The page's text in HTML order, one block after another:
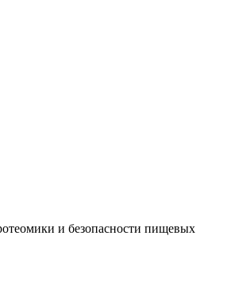
и безопасности пищевых